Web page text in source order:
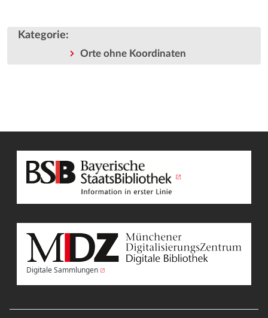
Kategorie:
Orte ohne Koordinaten
Digitale Sammlungen